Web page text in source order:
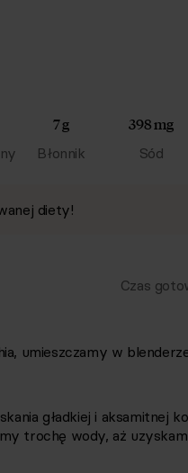
7 g
Błonnik
398 mg
Sód
diety!
Czas
umieszczamy w
gładkiej i aksamitnej
trochę wody, aż